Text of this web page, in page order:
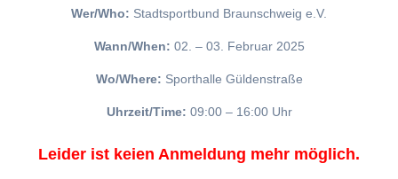
Wer/Who: Stadtsportbund Braunschweig e.V.
Wann/When: 02. – 03. Februar 2025
Wo/Where: Sporthalle Güldenstraße
Uhrzeit/Time: 09:00 – 16:00 Uhr
Leider ist keien Anmeldung mehr möglich.